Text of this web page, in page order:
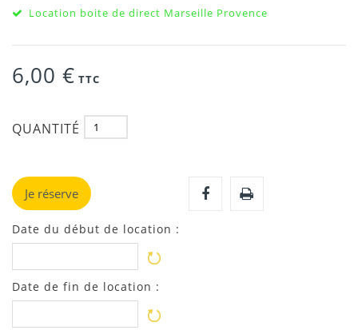
Location boite de direct Marseille Provence
6,00 € TTC
QUANTITÉ
Je réserve
Date du début de location :
Date de fin de location :